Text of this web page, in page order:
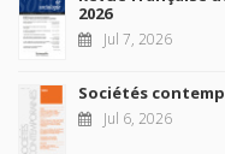
2026
Jul 7, 2026
Sociétés
Jul 6, 2026